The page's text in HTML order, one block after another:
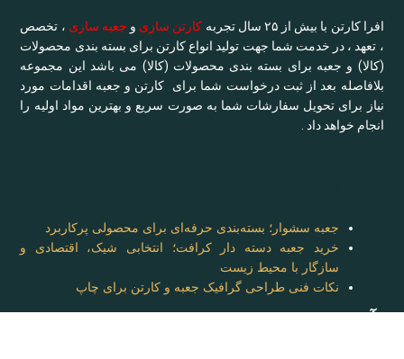
افرا کارتن با بیش از ۲۵ سال تجربه کارتن سازی و جعبه سازی ، تخصص
، تعهد ، در خدمت شما جهت تولید انواع کارتن برای بسته بندی محصولات
(کالا) و جعبه برای بسته بندی محصولات (کالا) می باشد این مجموعه
بلافاصله بعد از ثبت درخواست شما برای کارتن و جعبه اقدامات مورد
نیاز برای تحویل سفارشات شما به صورت سریع و بهترین مواد اولیه را
انجام خواهد داد .
جعبه سشوار؛ بسته‌بندی حرفه‌ای برای محصولی پرکاربرد
خرید جعبه دسته دار کرافت؛ انتخابی شیک، اقتصادی و
سازگار با محیط زیست
نکات فنی طراحی گرافیک جعبه و کارتن برای چاپ